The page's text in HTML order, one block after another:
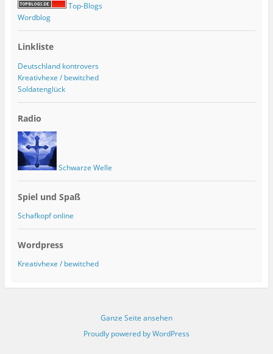
Top-Blogs
Wordblog
Linkliste
Deutschland kontrovers
Kreativhexe / bewitched
Soldatenglück
Radio
Schwarze Welle
Spiel und Spaß
Schafkopf online
Wordpress
Kreativhexe / bewitched
Ganze Seite ansehen
Proudly powered by WordPress